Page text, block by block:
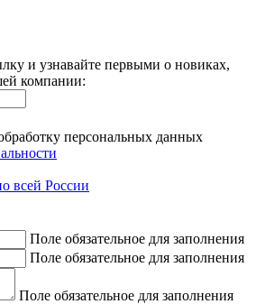
и узнавайте первыми о новиках,
компании:
персональных данных
всей России
Поле обязательное для заполнения
Поле обязательное для заполнения
Поле обязательное для заполнения